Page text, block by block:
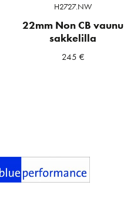
H2727.NW
22mm Non CB vaunu
sakkelilla
245 €